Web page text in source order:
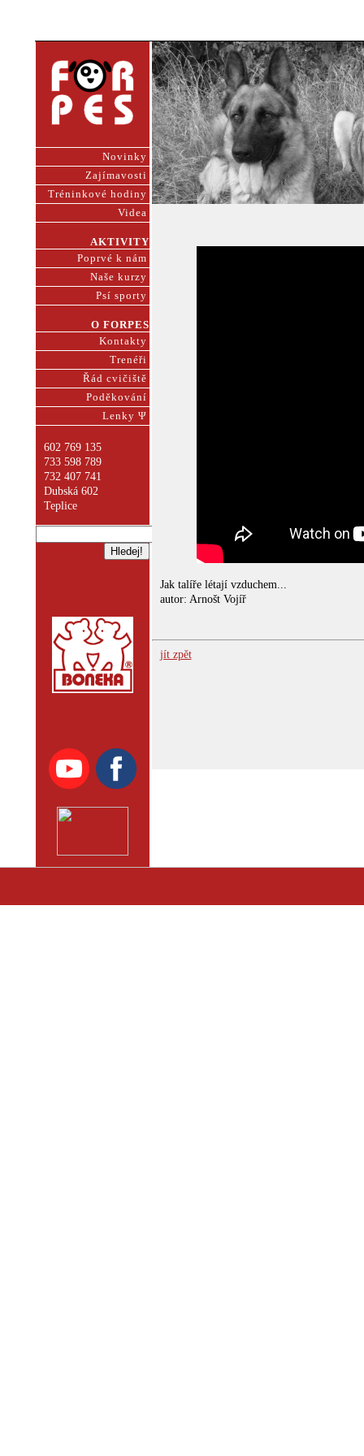
Novinky
Zajímavosti
Tréninkové hodiny
Videa
AKTIVITY
Poprvé k nám
Naše kurzy
Psí sporty
O FORPES
Kontakty
Trenéři
Řád cvičiště
Poděkování
Lenky Ψ
602 769 135
733 598 789
732 407 741
Dubská 602
Teplice
Jak talíře létají vzduchem...
autor: Arnošt Vojíř
jít zpět